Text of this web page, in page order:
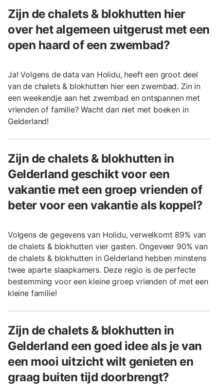
Zijn de chalets & blokhutten hier
over het algemeen uitgerust met een
open haard of een zwembad?
Ja! Volgens de data van Holidu, heeft een groot deel
van de chalets & blokhutten hier een zwembad. Zin in
een weekendje aan het zwembad en ontspannen met
vrienden of familie? Wacht dan niet met boeken in
Gelderland!
Zijn de chalets & blokhutten in
Gelderland geschikt voor een
vakantie met een groep vrienden of
beter voor een vakantie als koppel?
Volgens de gegevens van Holidu, verwelkomt 89% van
de chalets & blokhutten vier gasten. Ongeveer 90% van
de chalets & blokhutten in Gelderland hebben minstens
twee aparte slaapkamers. Deze regio is de perfecte
bestemming voor een kleine groep vrienden of met een
kleine familie!
Zijn de chalets & blokhutten in
Gelderland een goed idee als je van
een mooi uitzicht wilt genieten en
graag buiten tijd doorbrengt?